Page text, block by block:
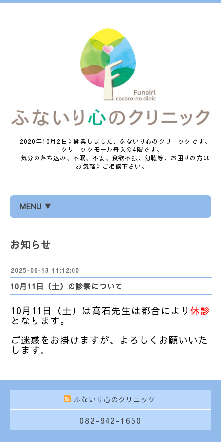
2020年10月2日に開業しました、ふないり心のクリニックです。
クリニックモール舟入の4階です。
気分の落ち込み、不眠、不安、食欲不振、幻聴等、お困りの方は
お気軽にご相談下さい。
MENU ▼
お知らせ
2025-09-13 11:12:00
10月11日（土）の診察について
10月11日（土）は高石先生は都合により 休診
となります。
ご迷惑をお掛けますが、よろしくお願いいた
します。
ふないり心のクリニック
082-942-1650